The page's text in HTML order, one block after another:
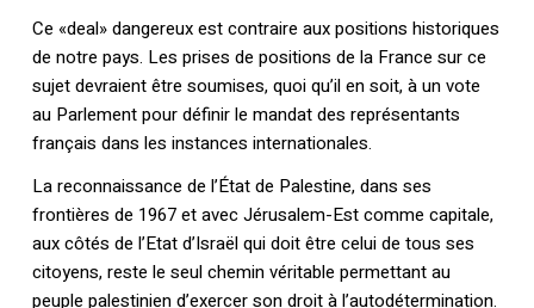
Ce «deal» dangereux est contraire aux positions historiques
de notre pays. Les prises de positions de la France sur ce
sujet devraient être soumises, quoi qu’il en soit, à un vote
au Parlement pour définir le mandat des représentants
français dans les instances internationales.
La reconnaissance de l’État de Palestine, dans ses
frontières de 1967 et avec Jérusalem-Est comme capitale,
aux côtés de l’Etat d’Israël qui doit être celui de tous ses
citoyens, reste le seul chemin véritable permettant au
peuple palestinien d’exercer son droit à l’autodétermination.